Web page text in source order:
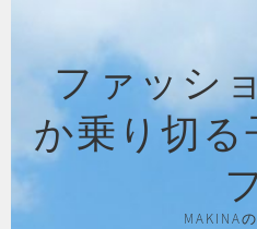
ファッシ
か乗り切
MAKINA